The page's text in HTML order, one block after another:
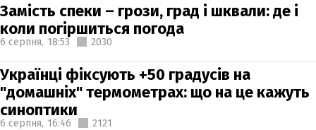
Замість спеки – грози, град і шквали: де і
коли погіршиться погода
6 серпня, 18:53 2030
Українці фіксують +50 градусів на
"домашніх" термометрах: що на це кажуть
синоптики
6 серпня, 16:46 2121